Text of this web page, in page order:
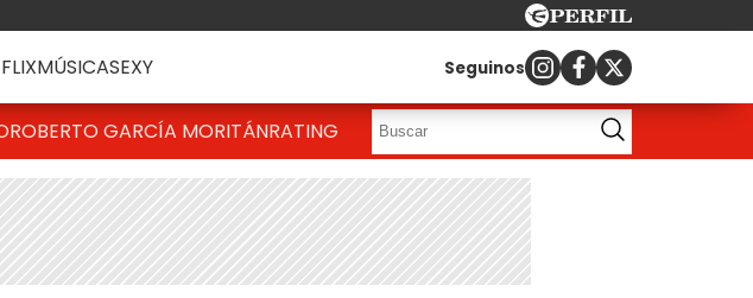
MÚSICASEXY Seguinos
ROBERTO GARCÍA MORITÁNRATING